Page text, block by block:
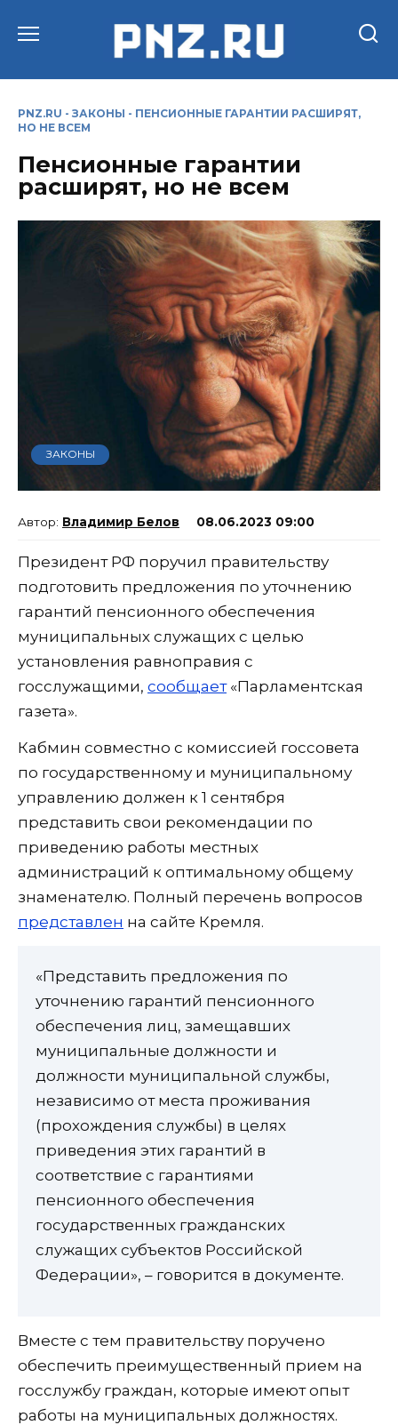
PNZ.RU - ЗАКОНЫ - ПЕНСИОННЫЕ ГАРАНТИИ РАСШИРЯТ,
НО НЕ ВСЕМ
Пенсионные гарантии
расширят, но не всем
ЗАКОНЫ
Владимир Белов 08.06.2023 09:00
Президент РФ поручил правительству
подготовить предложения по уточнению
гарантий пенсионного обеспечения
муниципальных служащих с целью
установления равноправия с
госслужащими, сообщает«Парламентская
газета».
Кабмин совместно с комиссией госсовета
по государственному и муниципальному
управлению должен к 1 сентября
представить свои рекомендации по
приведению работы местных
администраций к оптимальному общему
знаменателю. Полный перечень вопросов
представлен на сайте Кремля.
«Представить предложения по
уточнению гарантий пенсионного
обеспечения лиц, замещавших
муниципальные должности и
должности муниципальной службы,
независимо от места проживания
(прохождения службы) в целях
приведения этих гарантий в
соответствие с гарантиями
пенсионного обеспечения
государственных гражданских
служащих субъектов Российской
Федерации», – говорится в документе.
Вместе с тем правительству поручено
обеспечить преимущественный прием на
госслужбу граждан, которые имеют опыт
работы на муниципальных должностях.